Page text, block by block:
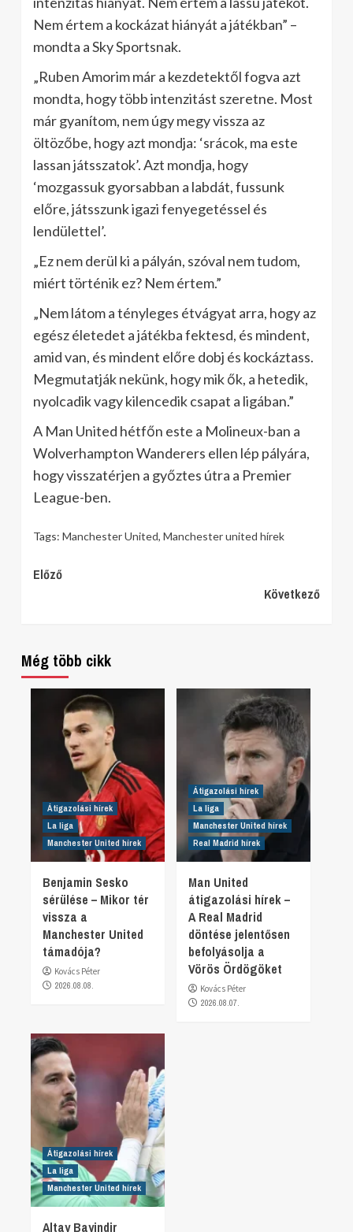
Nem értem a kockázat hiányát a játékban” –
mondta a Sky Sportsnak.
„Ruben Amorim már a kezdetektől fogva azt
mondta, hogy több intenzitást szeretne. Most
már gyanítom, nem úgy megy vissza az
öltözőbe, hogy azt mondja: ‘srácok, ma este
lassan játsszatok’. Azt mondja, hogy
‘mozgassuk gyorsabban a labdát, fussunk
előre, játsszunk igazi fenyegetéssel és
lendülettel’.
„Ez nem derül ki a pályán, szóval nem tudom,
miért történik ez? Nem értem.”
„Nem látom a tényleges étvágyat arra, hogy az
egész életedet a játékba fektesd, és mindent,
amid van, és mindent előre dobj és kockáztass.
Megmutatják nekünk, hogy mik ők, a hetedik,
nyolcadik vagy kilencedik csapat a ligában.”
A Man United hétfőn este a Molineux-ban a
Wolverhampton Wanderers ellen lép pályára,
hogy visszatérjen a győztes útra a Premier
League-ben.
Tags: Manchester United, Manchester united hírek
Continue
Előző
Következő
Még több cikk
Átigazolási hírek
La liga
Manchester United hírek
Benjamin Sesko
sérülése – Mikor tér
vissza a
Manchester United
támadója?
Kovács Péter
2026.08.08.
Átigazolási hírek
La liga
Manchester United hírek
Real Madrid hírek
Man United
átigazolási hírek –
A Real Madrid
döntése jelentősen
befolyásolja a
Vörös Ördögöket
Kovács Péter
2026.08.07.
Átigazolási hírek
La liga
Manchester United hírek
Altay Bayindir